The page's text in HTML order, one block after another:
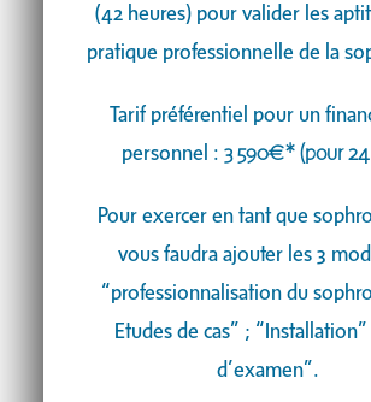
(42 heures) pour valider les
pratique professionnelle de la
Tarif préférentiel pour un
personnel : 3 590€*(pour 24
Pour exercer en tant que
vous faudra ajouter les 3
“professionnalisation du
Etudes de cas” ;
d’examen”.